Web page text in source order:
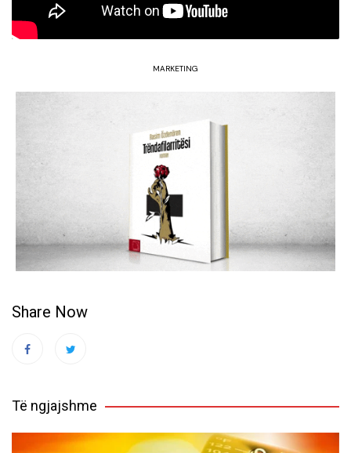
MARKETING
Share Now
Të ngjajshme